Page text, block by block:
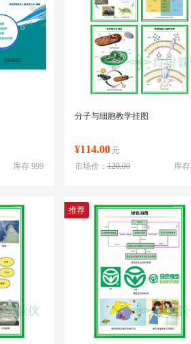
库存 999
分子与细胞教学挂图
¥114.00 元
库
市场价：120.00
推荐